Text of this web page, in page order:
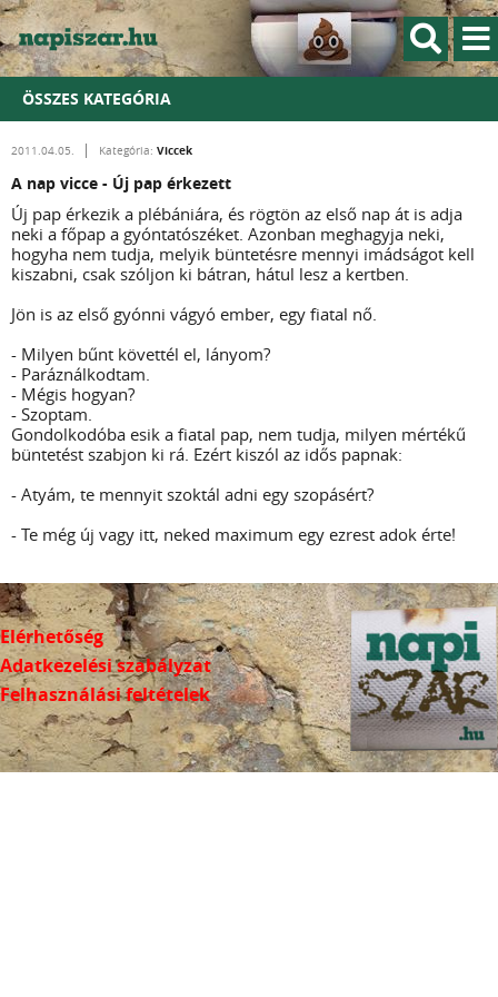
ÖSSZES KATEGÓRIA
2011.04.05. Kategória: Viccek
A nap vicce - Új pap érkezett
Új pap érkezik a plébániára, és rögtön az első nap át is adja
neki a főpap a gyóntatószéket. Azonban meghagyja neki,
hogyha nem tudja, melyik büntetésre mennyi imádságot kell
kiszabni, csak szóljon ki bátran, hátul lesz a kertben.
Jön is az első gyónni vágyó ember, egy fiatal nő.
- Milyen bűnt követtél el, lányom?
- Paráználkodtam.
- Mégis hogyan?
- Szoptam.
Gondolkodóba esik a fiatal pap, nem tudja, milyen mértékű
büntetést szabjon ki rá. Ezért kiszól az idős papnak:
- Atyám, te mennyit szoktál adni egy szopásért?
- Te még új vagy itt, neked maximum egy ezrest adok érte!
Elérhetőség
Adatkezelési szabályzat
Felhasználási feltételek